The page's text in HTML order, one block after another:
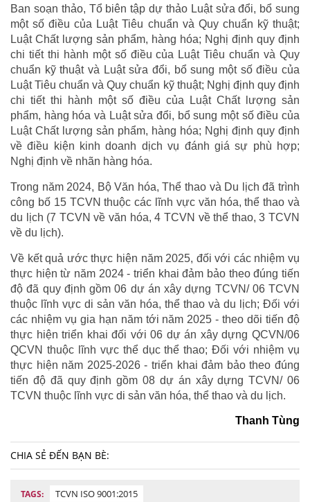
Ban soạn thảo, Tổ biên tập dự thảo Luật sửa đổi, bổ sung
một số điều của Luật Tiêu chuẩn và Quy chuẩn kỹ thuật;
Luật Chất lượng sản phẩm, hàng hóa; Nghị định quy định
chi tiết thi hành một số điều của Luật Tiêu chuẩn và Quy
chuẩn kỹ thuật và Luật sửa đổi, bổ sung một số điều của
Luật Tiêu chuẩn và Quy chuẩn kỹ thuật; Nghị định quy định
chi tiết thi hành một số điều của Luật Chất lượng sản
phẩm, hàng hóa và Luật sửa đổi, bổ sung một số điều của
Luật Chất lượng sản phẩm, hàng hóa; Nghị định quy định
về điều kiện kinh doanh dịch vụ đánh giá sự phù hợp;
Nghị định về nhãn hàng hóa.
Trong năm 2024, Bộ Văn hóa, Thể thao và Du lịch đã trình
công bố 15 TCVN thuộc các lĩnh vực văn hóa, thể thao và
du lịch (7 TCVN về văn hóa, 4 TCVN về thể thao, 3 TCVN
về du lịch).
Về kết quả ước thực hiện năm 2025, đối với các nhiệm vụ
thực hiện từ năm 2024 - triển khai đảm bảo theo đúng tiến
độ đã quy định gồm 06 dự án xây dựng TCVN/ 06 TCVN
thuộc lĩnh vực di sản văn hóa, thể thao và du lịch; Đối với
các nhiệm vụ gia hạn năm tới năm 2025 - theo dõi tiến độ
thực hiện triển khai đối với 06 dự án xây dựng QCVN/06
QCVN thuộc lĩnh vực thể dục thể thao; Đối với nhiệm vụ
thực hiện năm 2025-2026 - triển khai đảm bảo theo đúng
tiến độ đã quy định gồm 08 dự án xây dựng TCVN/ 06
TCVN thuộc lĩnh vực di sản văn hóa, thể thao và du lịch.
Thanh Tùng
CHIA SẺ ĐẾN BẠN BÈ:
TAGS:
TCVN ISO 9001:2015